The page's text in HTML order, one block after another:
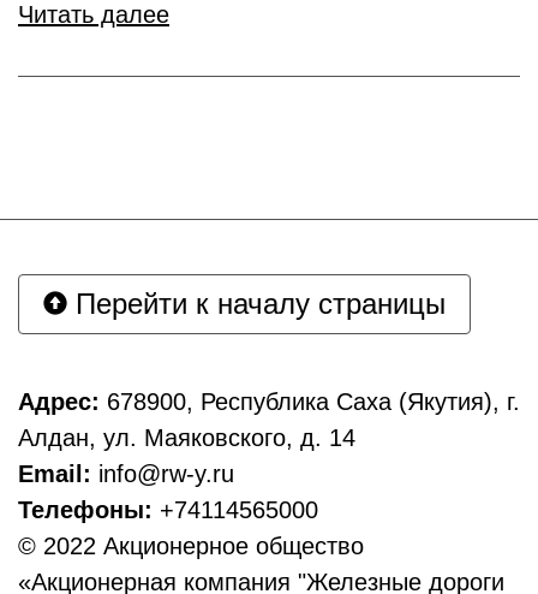
Читать далее
Перейти к началу страницы
Адрес: 678900, Республика Саха (Якутия), г.
Алдан, ул. Маяковского, д. 14
Email: info@rw-y.ru
Телефоны: +74114565000
© 2022 Акционерное общество
«Акционерная компания "Железные дороги